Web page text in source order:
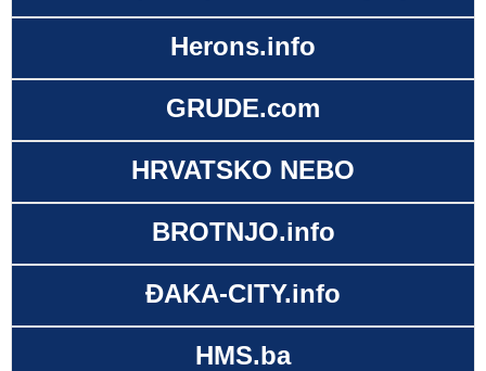
Herons.info
GRUDE.com
HRVATSKO NEBO
BROTNJO.info
ĐAKA-CITY.info
HMS.ba